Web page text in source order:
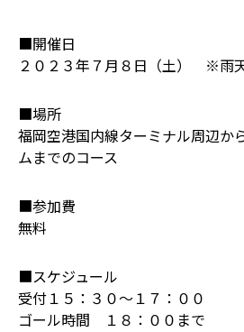
■開催日
２０２３年７月８日（土） ※雨
■場所
福岡空港国内線ターミナル周辺か
ムまでのコース
■参加費
無料
■スケジュール
受付１５：３０～１７：００
ゴール時間 １８：００まで